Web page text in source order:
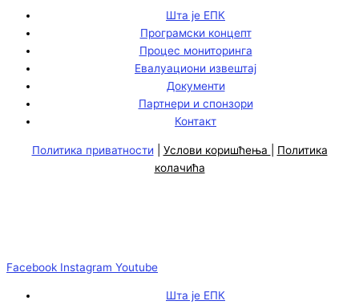
Шта је ЕПК
Програмски концепт
Процес мониторинга
Евалуациони извештај
Документи
Партнери и спонзори
Контакт
Политика приватности Услови коришћења
Политика
колачића
Facebook Instagram Youtube
Шта је ЕПК